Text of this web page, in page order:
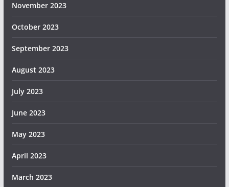
November 2023
October 2023
September 2023
August 2023
July 2023
June 2023
May 2023
April 2023
March 2023